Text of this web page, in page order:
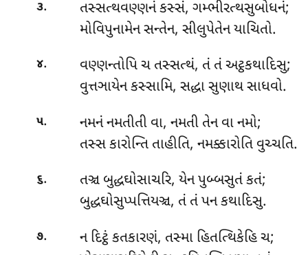
૩.
તસ્સત્થવણ્ણનં કસ્સં, ગમ્ભીરત્થસુબોધનં;
મોવિપુનામેન સન્તેન, સીલુપેતેન યાચિતો.
૪.
વણ્ણન્તોપિ ચ તસ્સત્થં, તં તં અટ્ઠકથાદિસુ;
વુત્તઞાયેન કસ્સામિ, સદ્ધા સુણાથ સાધવો.
૫.
નમનં નમતીતી વા, નમતી તેન વા નમો;
તસ્સ કારોન્તિ તાહીતિ, નમક્કારોતિ વુચ્ચતિ.
૬.
તઞ્ચ બુદ્ધઘોસાચરિ, યેન પુબ્બસુતં કતં;
બુદ્ધઘોસુપ્પત્તિયઞ્ચ, તં તં પન કથાદિસુ.
૭.
ન દિટ્ઠં કતકારણં, તસ્મા હિતત્થિકેહિ ચ;